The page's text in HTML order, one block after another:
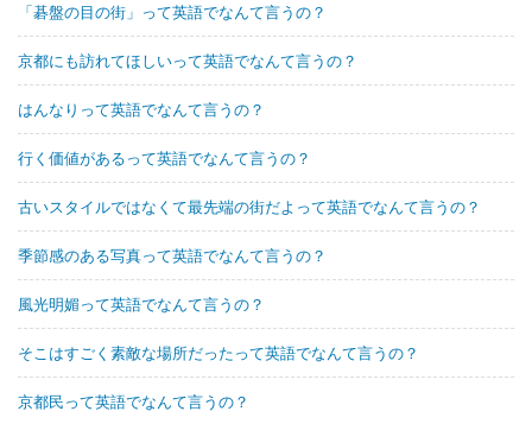
「碁盤の目の街」って英語でなんて言うの？
京都にも訪れてほしいって英語でなんて言うの？
はんなりって英語でなんて言うの？
行く価値があるって英語でなんて言うの？
古いスタイルではなくて最先端の街だよって英語でなんて言うの？
季節感のある写真って英語でなんて言うの？
風光明媚って英語でなんて言うの？
そこはすごく素敵な場所だったって英語でなんて言うの？
京都民って英語でなんて言うの？